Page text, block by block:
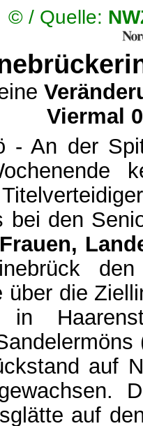
© / Quelle:
Viermal
- An der
bei den
Frauen,
über die
in
auf
auf